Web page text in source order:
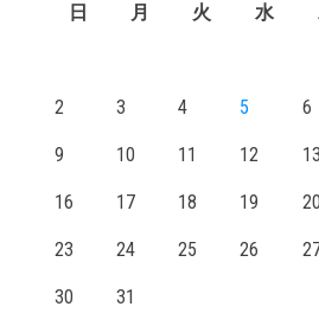
日
月 火 水
2 3 4 5 6
9 10 11 12 13
16 17 18 19 20
23 24 25 26
30 31